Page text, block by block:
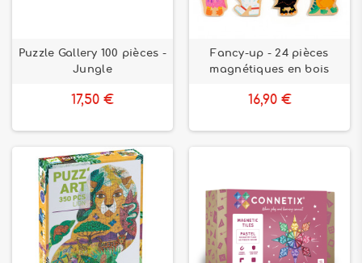
Puzzle Gallery 100 pièces -
Jungle
17,50 €
Fancy-up - 24 pièces
magnétiques en bois
16,90 €